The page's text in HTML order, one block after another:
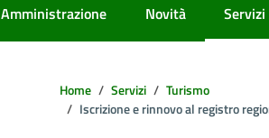
Amministrazione Novità Servizi
Home Servizi
Turismo
Iscrizione e rinnovo al registro